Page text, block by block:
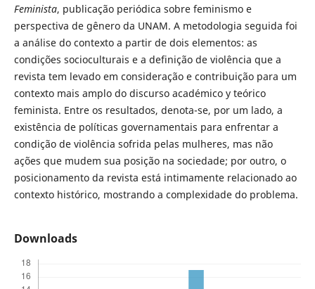
Feminista, publicação periódica sobre feminismo e
perspectiva de gênero da UNAM. A metodologia seguida foi
a análise do contexto a partir de dois elementos: as
condições socioculturais e a definição de violência que a
revista tem levado em consideração e contribuição para um
contexto mais amplo do discurso académico y teórico
feminista. Entre os resultados, denota-se, por um lado, a
existência de políticas governamentais para enfrentar a
condição de violência sofrida pelas mulheres, mas não
ações que mudem sua posição na sociedade; por outro, o
posicionamento da revista está intimamente relacionado ao
contexto histórico, mostrando a complexidade do problema.
Downloads